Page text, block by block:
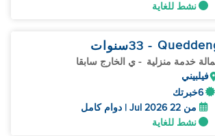
نشط للغاية
- 33 سنوات
خدمة منزلية - ي الخارج سابقا
فيلبيني
6خبرتك
من 22 Jul 2026 | دوام كامل
نشط للغاية